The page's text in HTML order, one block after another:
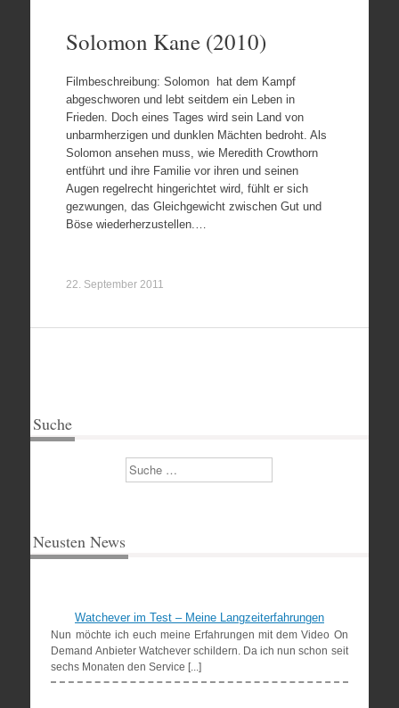
Solomon Kane (2010)
Filmbeschreibung: Solomon hat dem Kampf
abgeschworen und lebt seitdem ein Leben in
Frieden. Doch eines Tages wird sein Land von
unbarmherzigen und dunklen Mächten bedroht. Als
Solomon ansehen muss, wie Meredith Crowthorn
entführt und ihre Familie vor ihren und seinen
Augen regelrecht hingerichtet wird, fühlt er sich
gezwungen, das Gleichgewicht zwischen Gut und
Böse wiederherzustellen.…
22. September 2011
Suche
Suchen
Neusten News
Watchever im Test – Meine Langzeiterfahrungen
Nun möchte ich euch meine Erfahrungen mit dem Video On
Demand Anbieter Watchever schildern. Da ich nun schon seit
sechs Monaten den Service [...]